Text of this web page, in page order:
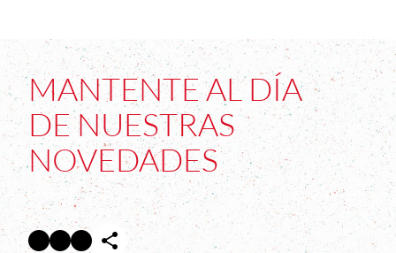
MANTENTE AL DÍA
DE NUESTRAS
NOVEDADES
Facebook Abre en nueva ventana
Twitter Abre en nueva ventana
InstagramAbre en nueva ventana